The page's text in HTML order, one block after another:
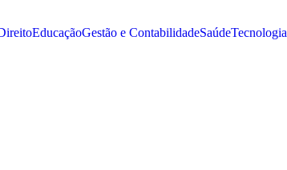
EducaçãoGestão e ContabilidadeSaúdeTecnologia